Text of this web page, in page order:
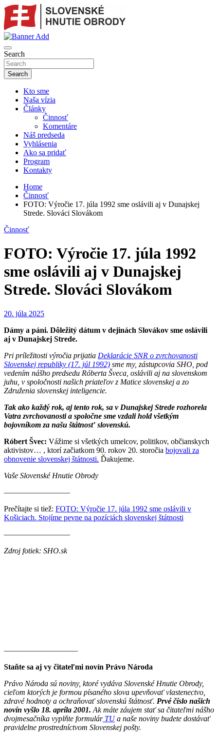
Skip
to
content
SLOVENSKÉ HNUTIE OBRODY
Search
Search
Kto sme
Naša vízia
Články
Činnosť
Komentáre
Náš predseda
Vyhlásenia
Ako sa pridať
Program
Kontakty
Home
Činnosť
FOTO: Výročie 17. júla 1992 sme oslávili aj v Dunajskej
Strede. Slováci Slovákom
Činnosť
FOTO: Výročie 17. júla 1992
sme oslávili aj v Dunajskej
Strede. Slováci Slovákom
20. júla 2025
Dámy a páni. Dôležitý dátum v dejinách Slovákov sme oslávili
aj v Dunajskej Strede.
Pri príležitosti výročia prijatia Deklarácie SNR o zvrchovanosti
Slovenskej republiky (17. júl 1992) sme my, zástupcovia SHO, pod
vedením nášho predsedu Róberta Šveca, oslávili aj na slovenskom
juhu, v spoločnosti našich priateľov z Matice slovenskej a zo
Združenia slovenskej inteligencie.
Tak ako každý rok, aj tento rok, sa v Dunajskej Strede rozhorela
Vatra zvrchovanosti a spoločne sme vzdali hold všetkým
bojovníkom za našu štátnosť slovenskú.
Róbert Švec: Vážime si všetkých umelcov, politikov, občianskych
aktivistov… , ktorí začiatkom 90. rokov 20. storočia bojovali za
obnovenie slovenskej štátnosti. Ďakujeme.
Vaše Slovenské Hnutie Obrody
————————–
Prečítajte si tiež: FOTO: Výročie 17. júla 1992 sme oslávili v
Košiciach. Stojíme pevne na pozíciách slovenskej štátnosti
————————–
Zdroj fotiek: SHO.sk
———————–——
Staňte sa aj vy čitateľmi novín Právo Národa
Právo Národa sú noviny, ktoré vydáva Slovenské Hnutie Obrody,
cieľom ktorých je formou písaného slova upevňovať vlastenectvo,
zdravé hodnoty a ochraňovať slovenskú štátnosť. Prvé číslo našich
novín vyšlo 18. apríla 2001. Ak máte záujem stať sa čitateľmi nášho
dvojmesačníka vyplňte formulárTUa naše noviny budete dostávať
pravidelne prostredníctvom Slovenskej pošty.